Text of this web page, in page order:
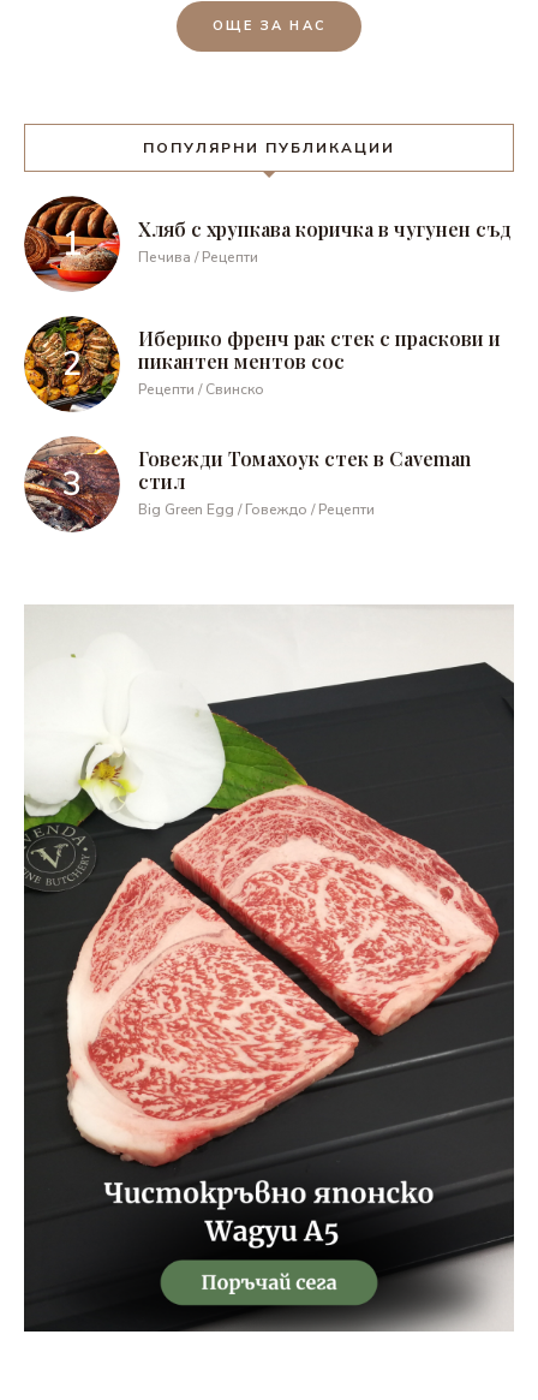
ОЩЕ ЗА НАС
ПОПУЛЯРНИ ПУБЛИКАЦИИ
Хляб с хрупкава коричка в чугунен съд
Печива / Рецепти
Иберико френч рак стек с праскови и
пикантен ментов сос
Рецепти / Свинско
Говежди Томахоук стек в Caveman
стил
Big Green Egg / Говеждо / Рецепти